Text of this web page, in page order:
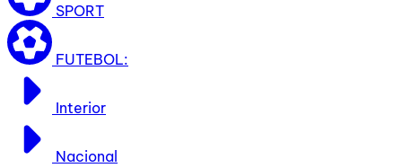
SPORT
FUTEBOL:
Interior
Nacional